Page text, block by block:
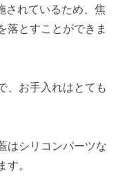
されているため、焦
落とすことができま
、お手入れはとても
はシリコンパーツな
。